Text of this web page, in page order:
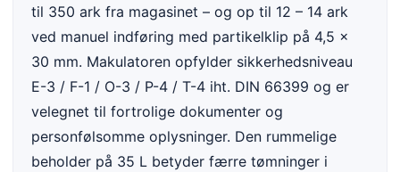
til 350 ark fra magasinet – og op til 12 – 14 ark
ved manuel indføring med partikelklip på 4,5 x
30 mm. Makulatoren opfylder sikkerhedsniveau
E-3 / F-1 / O-3 / P-4 / T-4 iht. DIN 66399 og er
velegnet til fortrolige dokumenter og
personfølsomme oplysninger. Den rummelige
beholder på 35 L betyder færre tømninger i